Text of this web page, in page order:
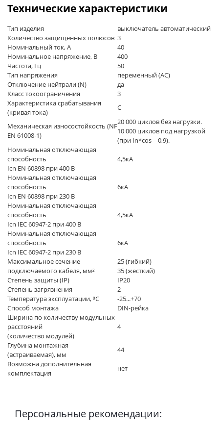
Технические характеристики
Тип изделия
выключатель автоматический
Количество защищенных полюсов 3
Номинальный ток, А
40
Номинальное напряжение, В
400
Частота, Гц
50
Тип напряжения
переменный (AC)
Отключение нейтрали (N)
да
Класс токоограничения
3
Характеристика срабатывания
(кривая тока)
C
Механическая износостойкость (NF
EN 61008-1)
20 000 циклов без нагрузки.
10 000 циклов под нагрузкой
(при In*cos = 0,9).
Номинальная отключающая
способность
4,5кА
Icn EN 60898 при 400 В
Номинальная отключающая
способность
6кА
Icn EN 60898 при 230 В
Номинальная отключающая
способность
4,5кА
Icn IEC 60947-2 при 400 В
Номинальная отключающая
способность
6кА
Icn IEC 60947-2 при 230 В
Максимальное сечение
подключаемого кабеля, мм²
25 (гибкий)
35 (жесткий)
Степень защиты (IP)
IP20
Степень загрязнения
2
Температура эксплуатации, ⁰C
-25...+70
Способ монтажа
DIN-рейка
Ширина по количеству модульных
расстояний
4
(количество модулей)
Глубина монтажная
(встраиваемая), мм
44
Возможна дополнительная
комплектация
нет
Персональные рекомендации: